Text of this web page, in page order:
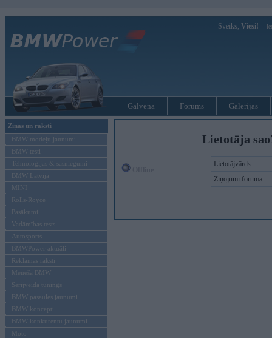
Sveiks, Viesi!
Galvenā Forums Galerijas
Ziņas un raksti
BMW modeļu jaunumi
BMW testi
Tehnoloģijas & sasniegumi
BMW Latvijā
MINI
Rolls-Royce
Pasākumi
Vadāmības tests
Autosports
BMWPower aktuāli
Reklāmas raksti
Mēneša BMW
Sērijveida tūnings
BMW pasaules jaunumi
BMW koncepti
BMW konkurentu jaunumi
Moto
Lietotāja
Lietotājvārds:
Ziņojumi forumā: